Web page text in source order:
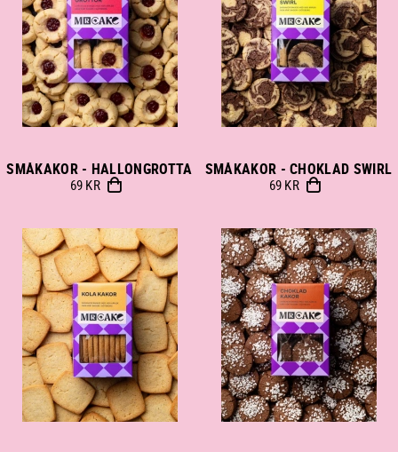
SMÅKAKOR - HALLONGROTTA
69 KR
SMÅKAKOR - CHOKLAD SWIRL
69 KR